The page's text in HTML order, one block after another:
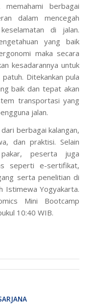
berbagai
dalam mencegah
di jalan.
yang baik
maka secara
kesadarannya untuk
Ditekankan pula
baik dan tepat akan
transportasi yang
jalan.
berbagai kalangan,
dan praktisi. Selain
peserta juga
seperti e-sertifikat,
serta penelitian di
Istimewa Yogyakarta.
Mini Bootcamp
10:40 WIB.